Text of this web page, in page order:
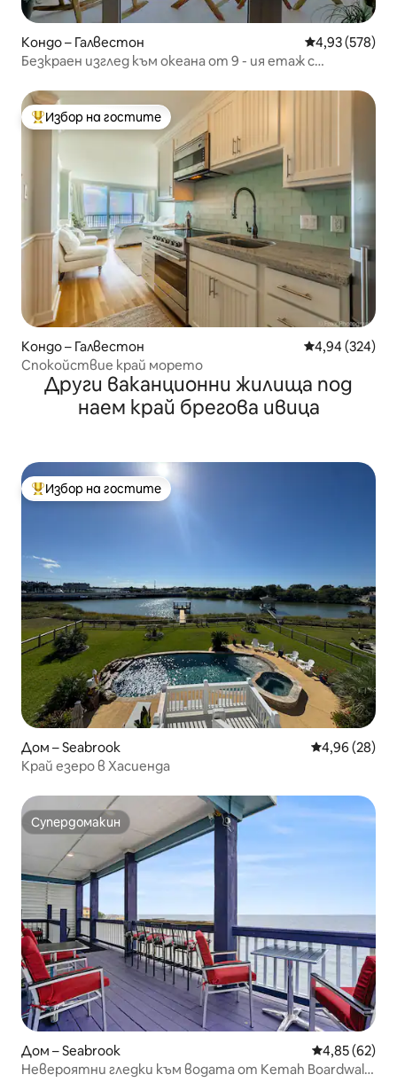
Кондо – Галвестон Средна
4,93 (578)
Безкраен изглед към океана от 9 - ия етаж с
Най-популярен избор на гостите
Избор на гостите
Кондо – Галвестон Средна
4,94 (324)
Спокойствие край морето
Други ваканционни жилища под
наем край брегова ивица
Най-популярен избор на гостите
Избор на гостите
Дом – Seabrook Средна
4,96 (28)
Край езеро в Хасиенда
Супердомакин
Супердомакин
Дом – Seabrook Средна
4,85 (62)
Невероятни гледки към водата от Kemah Boardwalk